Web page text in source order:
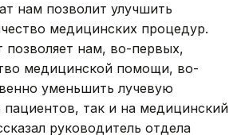
нам позволит улучшить
медицинских процедур.
позволяет нам, во-первых,
медицинской помощи, во-
уменьшить лучевую
пациентов, так и на медицинский
руководитель отдела